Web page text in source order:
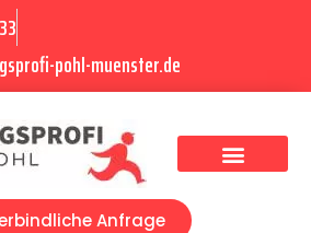
pohl-muenster.de
Anfrage